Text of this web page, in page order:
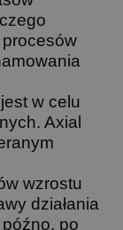
w celu
Axial
wzrostu
działania
po